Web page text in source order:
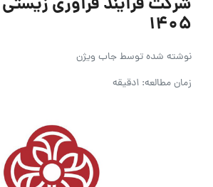
۱۴۰۵
نوشته شده توسطجاب ویژن
زمان مطالعه: 1دقیقه